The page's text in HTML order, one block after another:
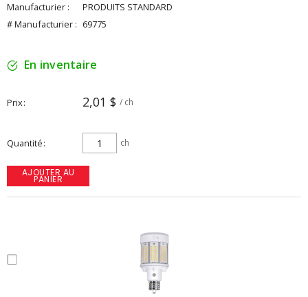
Manufacturier :
PRODUITS STANDARD
# Manufacturier : 69775
En inventaire
Prix 2,01 $ / ch
Quantité ch
AJOUTER AU
PANIER